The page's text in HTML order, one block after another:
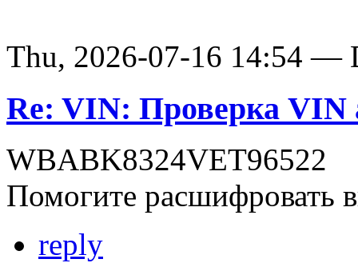
Thu, 2026-07-16 14:54 —
Re: VIN: Проверка VIN
WBABK8324VET96522
Помогите расшифровать
reply